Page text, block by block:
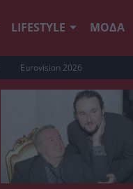
LIFESTYLE ΜΟΔΑ
Eurovision 2026